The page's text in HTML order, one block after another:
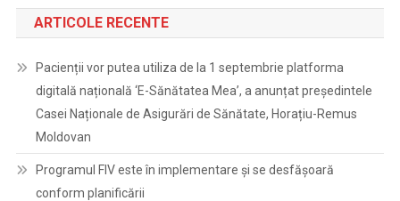
ARTICOLE RECENTE
Pacienții vor putea utiliza de la 1 septembrie platforma
digitală națională ‘E-Sănătatea Mea’, a anunțat președintele
Casei Naționale de Asigurări de Sănătate, Horațiu-Remus
Moldovan
Programul FIV este în implementare și se desfășoară
conform planificării